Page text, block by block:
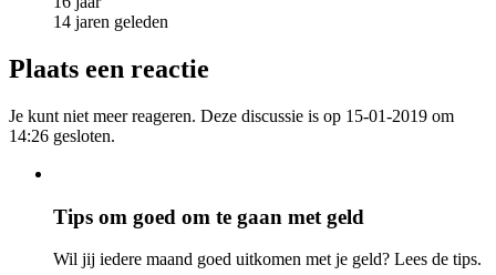
14 jaren geleden
Plaats een reactie
Je kunt niet meer reageren. Deze discussie is op 15-01-2019 om
14:26 gesloten.
Tips om goed om te gaan met geld
Wil jij iedere maand goed uitkomen met je geld? Lees de tips.